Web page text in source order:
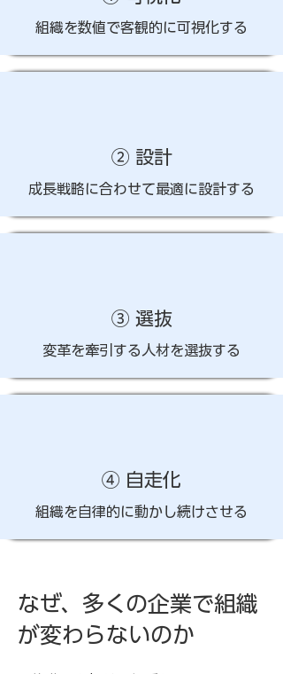
組織を数値で客観的に可視化する
② 設計
成長戦略に合わせて最適に設計する
③ 選抜
変革を牽引する人材を選抜する
④ 自走化
組織を自律的に動かし続けさせる
なぜ、多くの企業で組織
が変わらないのか